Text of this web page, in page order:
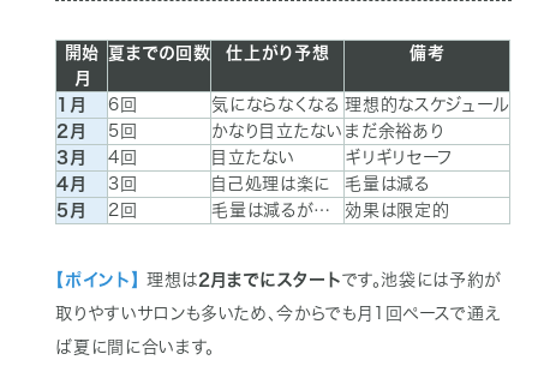
開始
月
夏までの回数 仕上がり予想 備考
1月 6回 気にならなくなる 理想的なスケジュール
2月
5回 かなり目立たない まだ余裕あり
3月
4回 目立たない
ギリギリセーフ
4月
3回 自己処理は楽に
毛量は減る
5月
2回 毛量は減るが… 効果は限定的
【ポイント】 理想は2月までにスタートです。池袋には予約が
取りやすいサロンも多いため、今からでも月1回ペースで通え
ば夏に間に合います。